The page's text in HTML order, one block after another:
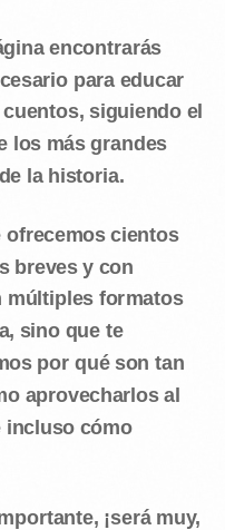
encontrarás
para educar
siguiendo el
los más grandes
la historia.
ofrecemos cientos
breves y con
múltiples formatos
sino que te
por qué son tan
aprovecharlos al
incluso cómo
¡será muy,